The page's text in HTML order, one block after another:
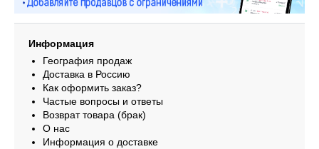
Информация
География продаж
Доставка в Россию
Как оформить заказ?
Частые вопросы и ответы
Возврат товара (брак)
О нас
Информация о доставке